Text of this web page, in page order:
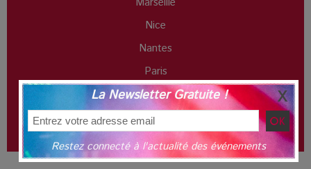
Nice
Nantes
Paris
Toulouse
Geneva
Brussels
La Newsletter Gratuite !
Restez connecté à l'actualité des événements